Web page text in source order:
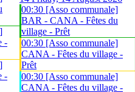
-
-
00:30 [Asso communale]
BAR - CANA - Fêtes du
village - Prêt
00:30 [Asso communale]
CANA - Fêtes du village -
Prêt
00:30 [Asso communale]
CANA - Fêtes du village -